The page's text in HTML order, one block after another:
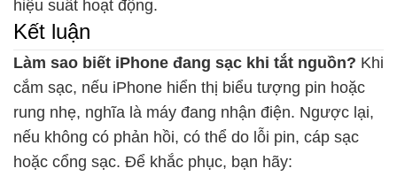
hiệu suất hoạt động.
Kết luận
Làm sao biết iPhone đang sạc khi tắt nguồn? Khi
cắm sạc, nếu iPhone hiển thị biểu tượng pin hoặc
rung nhẹ, nghĩa là máy đang nhận điện. Ngược lại,
nếu không có phản hồi, có thể do lỗi pin, cáp sạc
hoặc cổng sạc. Để khắc phục, bạn hãy: